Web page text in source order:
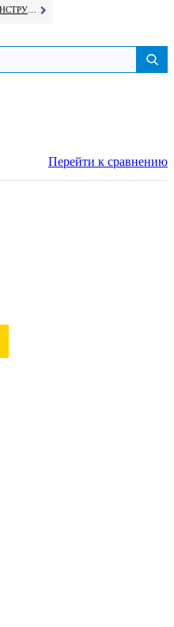
Перейти к сравнению